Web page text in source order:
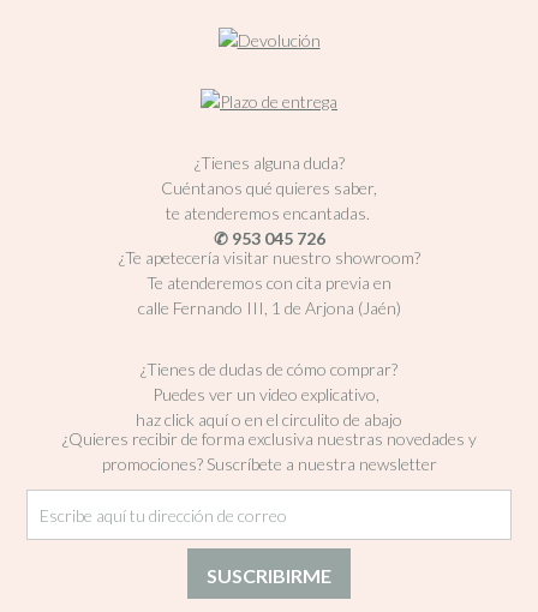
¿Tienes alguna duda?
Cuéntanos qué quieres saber,
te atenderemos encantadas.
✆ 953 045 726
¿Te apetecería visitar nuestro showroom?
Te atenderemos con cita previa en
calle Fernando III, 1 de Arjona (Jaén)
¿Tienes de dudas de cómo comprar?
Puedes ver un video explicativo,
haz click aquí o en el circulito de abajo
¿Quieres recibir de forma exclusiva nuestras novedades y
promociones? Suscríbete a nuestra newsletter